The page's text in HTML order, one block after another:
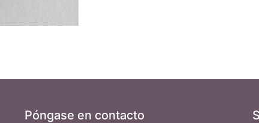
Póngase en contacto